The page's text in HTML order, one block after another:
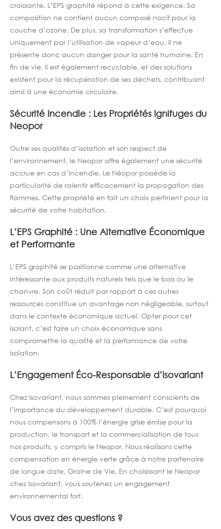
croissante. L’EPS graphité répond à cette exigence. Sa
composition ne contient aucun composé nocif pour la
couche d’ozone. De plus, sa transformation s’effectue
uniquement par l’utilisation de vapeur d’eau. Il ne
présente donc aucun danger pour la santé humaine. En
fin de vie, il est également recyclable, et des solutions
existent pour la récupération de ses déchets, contribuant
ainsi à une économie circulaire.
Sécurité Incendie : Les Propriétés Ignifuges du
Neopor
Outre ses qualités d’isolation et son respect de
l’environnement, le Neopor offre également une sécurité
accrue en cas d’incendie. Le Néopor possède la
particularité de ralentir efficacement la propagation des
flammes. Cette propriété en fait un choix pertinent pour la
sécurité de votre habitation.
L’EPS Graphité : Une Alternative Économique
et Performante
L’EPS graphité se positionne comme une alternative
intéressante aux produits naturels tels que le bois ou le
chanvre. Son coût réduit par rapport à ces autres
ressources constitue un avantage non négligeable, surtout
dans le contexte économique actuel. Opter pour cet
isolant, c’est faire un choix économique sans
compromettre la qualité et la performance de votre
isolation.
L’Engagement Éco-Responsable d’Isovariant
Chez Isovariant, nous sommes pleinement conscients de
l’importance du développement durable. C’est pourquoi
nous compensons à 100% l’énergie grise émise pour la
production, le transport et la commercialisation de tous
nos produits, y compris le Neopor. Nous réalisons cette
compensation en énergie verte grâce à notre partenaire
de longue date, Graine de Vie. En choisissant le Neopor
chez Isovariant, vous soutenez un engagement
environnemental fort.
Vous avez des questions ?